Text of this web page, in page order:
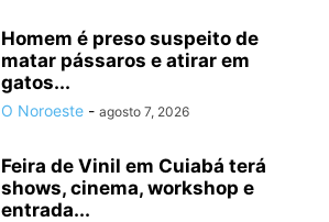
Homem é preso suspeito de
matar pássaros e atirar em
gatos...
O Noroeste - agosto 7, 2026
Feira de Vinil em Cuiabá terá
shows, cinema, workshop e
entrada...